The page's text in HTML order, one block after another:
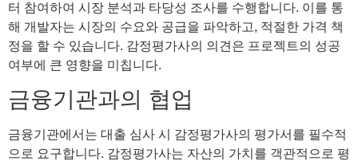
터 참여하여 시장 분석과 타당성 조사를 수행합니다. 이를 통
해 개발자는 시장의 수요와 공급을 파악하고, 적절한 가격 책
정을 할 수 있습니다. 감정평가사의 의견은 프로젝트의 성공
여부에 큰 영향을 미칩니다.
금융기관과의 협업
금융기관에서는 대출 심사 시 감정평가사의 평가서를 필수적
으로 요구합니다. 감정평가사는 자산의 가치를 객관적으로 평